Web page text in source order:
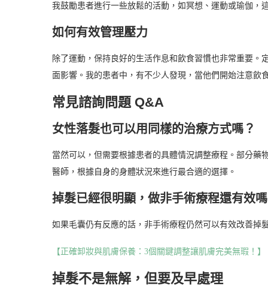
我鼓勵患者進行一些放鬆的活動，如冥想、運動或瑜伽，
如何有效管理壓力
除了運動，保持良好的生活作息和飲食習慣也非常重要
面影響。我的患者中，有不少人發現，當他們開始注意飲
常見諮詢問題 Q&A
女性落髮也可以用同樣的治療方式嗎？
當然可以，但需要根據患者的具體情況調整療程。部分
醫師，根據自身的身體狀況來進行最合適的選擇。
掉髮已經很明顯，做非手術療程還有效
如果毛囊仍有反應的話，非手術療程仍然可以有效改善掉
【正確卸妝與肌膚保養：3個關鍵調整讓肌膚完美無瑕！】
掉髮不是無解，但要及早處理